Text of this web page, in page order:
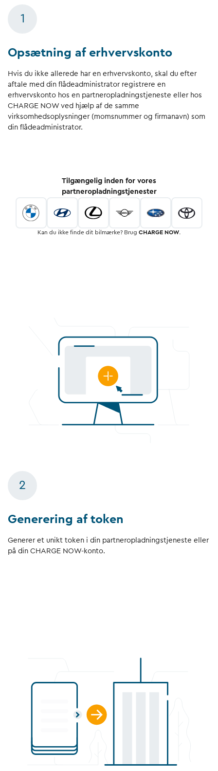
1
Opsætning af erhvervskonto
Hvis du ikke allerede har en erhvervskonto, skal du efter
aftale med din flådeadministrator registrere en
erhvervskonto hos en partneropladningstjeneste eller hos
CHARGE NOW ved hjælp af de samme
virksomhedsoplysninger (momsnummer og firmanavn) som
din flådeadministrator.
Tilgængelig inden for vores
partneropladningstjenester
Kan du ikke finde dit bilmærke? Brug CHARGE NOW.
2
Generering af token
Generer et unikt token i din partneropladningstjeneste eller
på din CHARGE NOW-konto.